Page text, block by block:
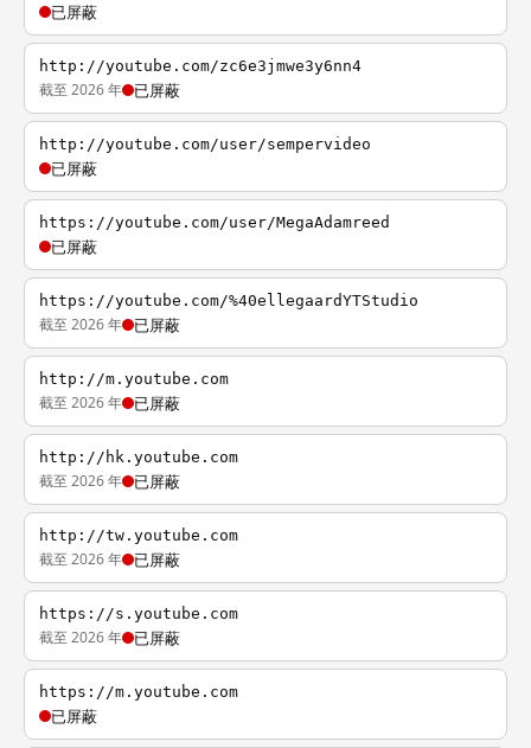
已屏蔽
http://youtube.com/zc6e3jmwe3y6nn4
截至 2026 年 已屏蔽
http://youtube.com/user/sempervideo
已屏蔽
https://youtube.com/user/MegaAdamreed
已屏蔽
https://youtube.com/%40ellegaardYTStudio
截至 2026 年 已屏蔽
http://m.youtube.com
截至 2026 年 已屏蔽
http://hk.youtube.com
截至 2026 年 已屏蔽
http://tw.youtube.com
截至 2026 年 已屏蔽
https://s.youtube.com
截至 2026 年 已屏蔽
https://m.youtube.com
已屏蔽